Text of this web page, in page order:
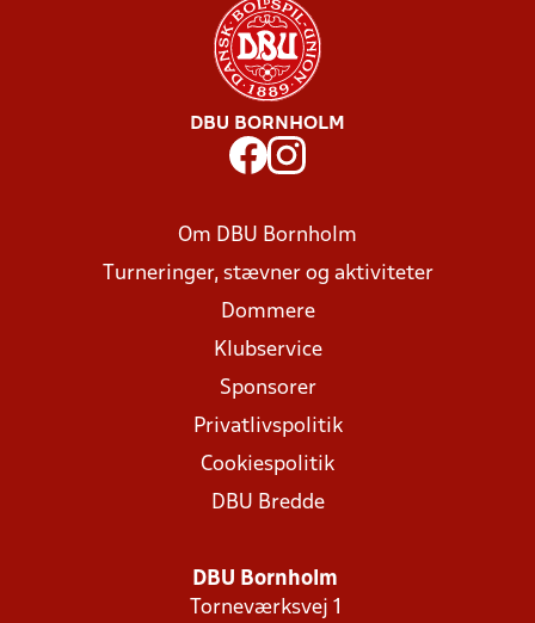
DBU BORNHOLM
Om DBU Bornholm
Turneringer, stævner og aktiviteter
Dommere
Klubservice
Sponsorer
Privatlivspolitik
Cookiespolitik
DBU Bredde
DBU Bornholm
Torneværksvej 1